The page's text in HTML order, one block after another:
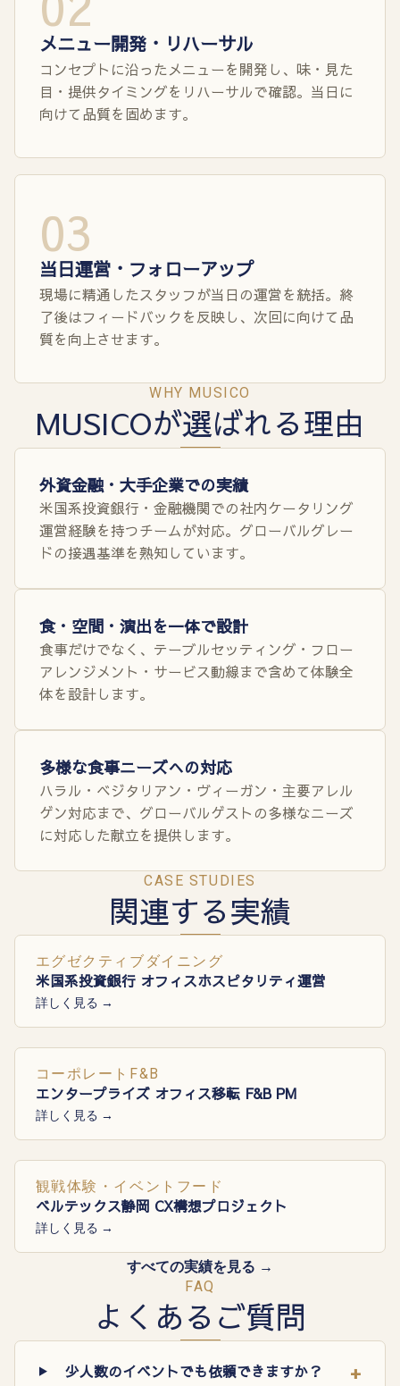
メニュー開発・リハーサル
コンセプトに沿ったメニューを開発し、味・見た
目・提供タイミングをリハーサルで確認。当日に
向けて品質を固めます。
03
当日運営・フォローアップ
現場に精通したスタッフが当日の運営を統括。終
了後はフィードバックを反映し、次回に向けて品
質を向上させます。
WHY MUSICO
MUSICOが選ばれる理由
外資金融・大手企業での実績
米国系投資銀行・金融機関での社内ケータリング
運営経験を持つチームが対応。グローバルグレー
ドの接遇基準を熟知しています。
食・空間・演出を一体で設計
食事だけでなく、テーブルセッティング・フロー
アレンジメント・サービス動線まで含めて体験全
体を設計します。
多様な食事ニーズへの対応
ハラル・ベジタリアン・ヴィーガン・主要アレル
ゲン対応まで、グローバルゲストの多様なニーズ
に対応した献立を提供します。
CASE STUDIES
関連する実績
エグゼクティブダイニング
米国系投資銀行 オフィスホスピタリティ運営
詳しく見る →
コーポレートF&B
エンタープライズ オフィス移転 F&B PM
詳しく見る →
観戦体験・イベントフード
ベルテックス静岡 CX構想プロジェクト
詳しく見る →
すべての実績を見る →
FAQ
よくあるご質問
少人数のイベントでも依頼できますか？ +